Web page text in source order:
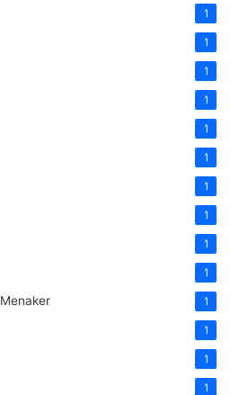
1
1
1
1
1
1
1
1
1
1
Menaker 1
1
1
1